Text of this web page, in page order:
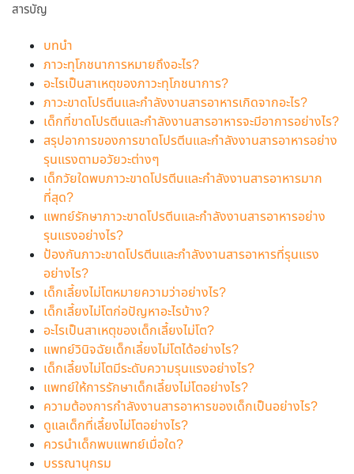
สารบัญ
บทนำ
ภาวะทุโภชนาการหมายถึงอะไร?
อะไรเป็นสาเหตุของภาวะทุโภชนาการ?
ภาวะขาดโปรตีนและกำลังงานสารอาหารเกิดจากอะไร?
เด็กที่ขาดโปรตีนและกำลังงานสารอาหารจะมีอาการอย่างไร?
สรุปอาการของการขาดโปรตีนและกำลังงานสารอาหารอย่าง
รุนแรงตามอวัยวะต่างๆ
เด็กวัยใดพบภาวะขาดโปรตีนและกำลังงานสารอาหารมาก
ที่สุด?
แพทย์รักษาภาวะขาดโปรตีนและกำลังงานสารอาหารอย่าง
รุนแรงอย่างไร?
ป้องกันภาวะขาดโปรตีนและกำลังงานสารอาหารที่รุนแรง
อย่างไร?
เด็กเลี้ยงไม่โตหมายความว่าอย่างไร?
เด็กเลี้ยงไม่โตก่อปัญหาอะไรบ้าง?
อะไรเป็นสาเหตุของเด็กเลี้ยงไม่โต?
แพทย์วินิจฉัยเด็กเลี้ยงไม่โตได้อย่างไร?
เด็กเลี้ยงไม่โตมีระดับความรุนแรงอย่างไร?
แพทย์ให้การรักษาเด็กเลี้ยงไม่โตอย่างไร?
ความต้องการกำลังงานสารอาหารของเด็กเป็นอย่างไร?
ดูแลเด็กที่เลี้ยงไม่โตอย่างไร?
ควรนำเด็กพบแพทย์เมื่อใด?
บรรณานุกรม